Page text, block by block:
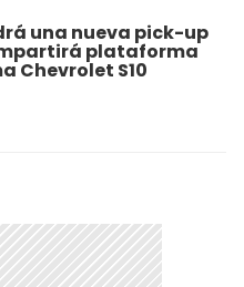
una nueva pick-up
plataforma
Chevrolet S10